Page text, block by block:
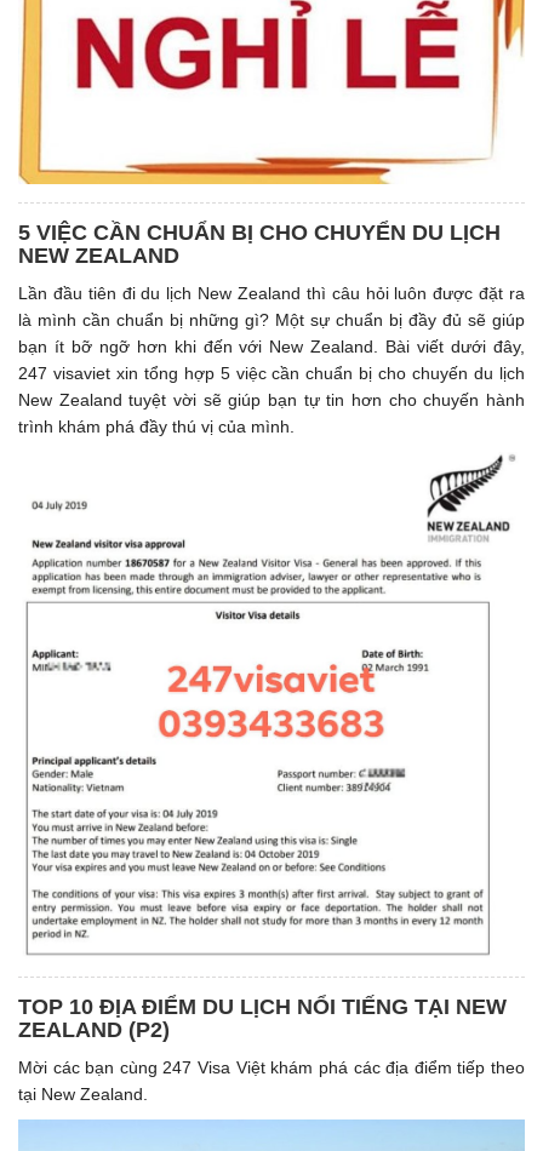
5 VIỆC CẦN CHUẨN BỊ CHO CHUYỂN DU LỊCH
NEW ZEALAND
Lần đầu tiên đi du lịch New Zealand thì câu hỏi luôn được đặt ra
là mình cần chuẩn bị những gì? Một sự chuẩn bị đầy đủ sẽ giúp
bạn ít bỡ ngỡ hơn khi đến với New Zealand. Bài viết dưới đây,
247 visaviet xin tổng hợp 5 việc cần chuẩn bị cho chuyến du lịch
New Zealand tuyệt vời sẽ giúp bạn tự tin hơn cho chuyến hành
trình khám phá đầy thú vị của mình.
TOP 10 ĐỊA ĐIỂM DU LỊCH NỔI TIẾNG TẠI NEW
ZEALAND (P2)
Mời các bạn cùng 247 Visa Việt khám phá các địa điểm tiếp theo
tại New Zealand.